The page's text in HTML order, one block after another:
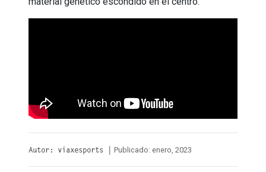
Autor: viaxesports | Publicado: enero, 2023